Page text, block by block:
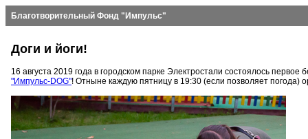
Благотворительный Фонд "Импульс"
Доги и йоги!
16 августа 2019 года в городском парке Электростали состоялось
"Импульс-DOG"! Отныне каждую пятницу в 19:30 (если позволяет